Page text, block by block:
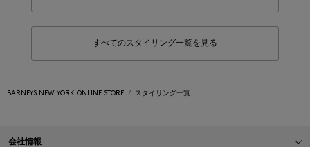
すべてのスタイリング一覧を見る
BARNEYS NEW YORK ONLINE STORE スタイリング一覧
会社情報